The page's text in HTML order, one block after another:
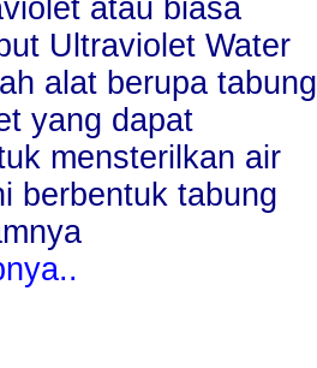
atau biasa
Ultraviolet Water
alat berupa tabung
yang dapat
mensterilkan air
berbentuk tabung